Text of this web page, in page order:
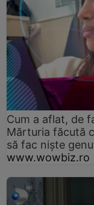
Cum a aflat, de
Mărturia făcută
să fac niște
www.wowbiz.ro